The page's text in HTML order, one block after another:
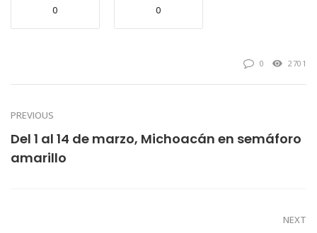
0 0
0 2701
PREVIOUS
Del 1 al 14 de marzo, Michoacán en semáforo
amarillo
NEXT